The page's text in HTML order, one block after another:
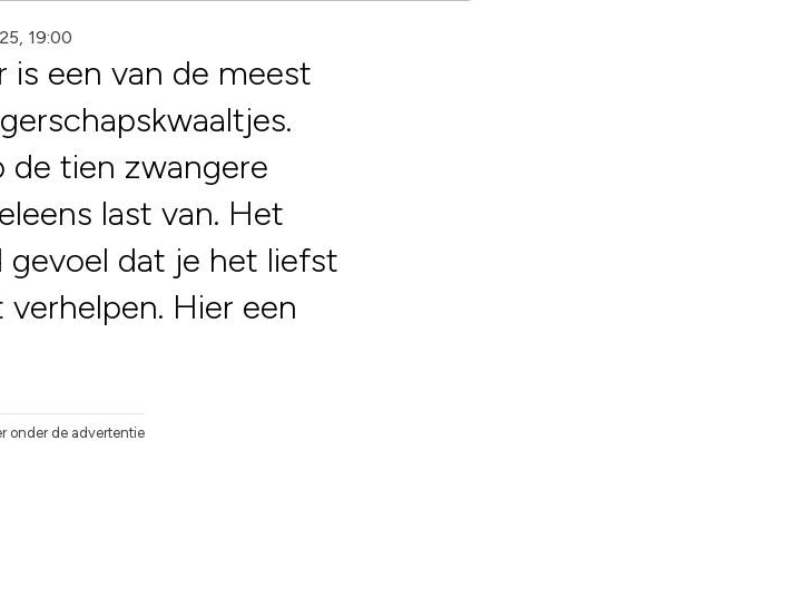
19:00
is een van de meest
de tien zwangere
last van. Het
dat je het liefst
Hier een
onder de advertentie